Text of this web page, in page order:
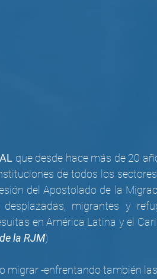
que desde hace más de 20
de todos los
del Apostolado de la
migrantes y
en América Latina y el
la RJM)
migrar -enfrentando también